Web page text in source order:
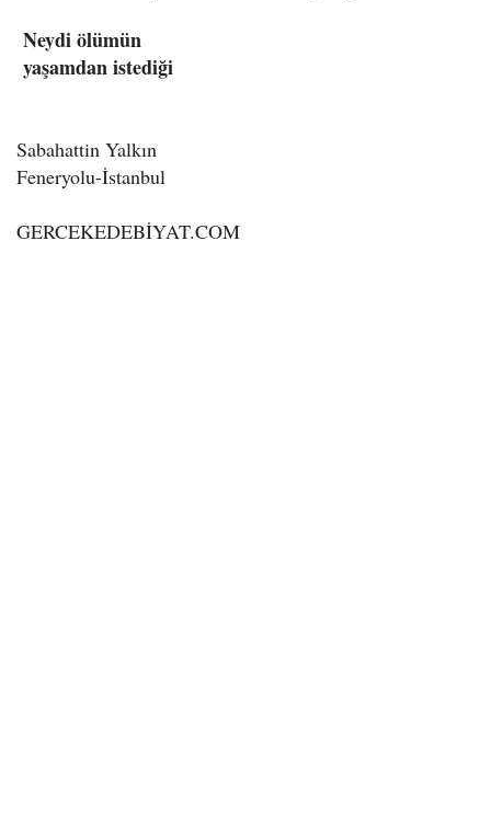
Neydi ölümün
yaşamdan istediği
Sabahattin Yalkın
Feneryolu-İstanbul
GERCEKEDEBİYAT.COM